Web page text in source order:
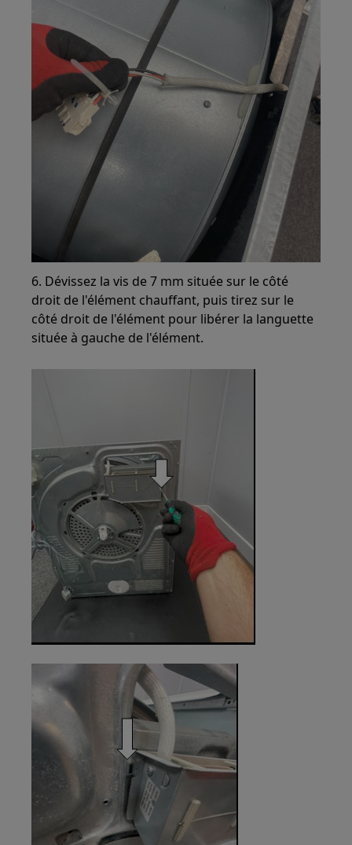
6. Dévissez la vis de 7 mm située sur le côté
droit de l'élément chauffant, puis tirez sur le
côté droit de l'élément pour libérer la languette
située à gauche de l'élément.